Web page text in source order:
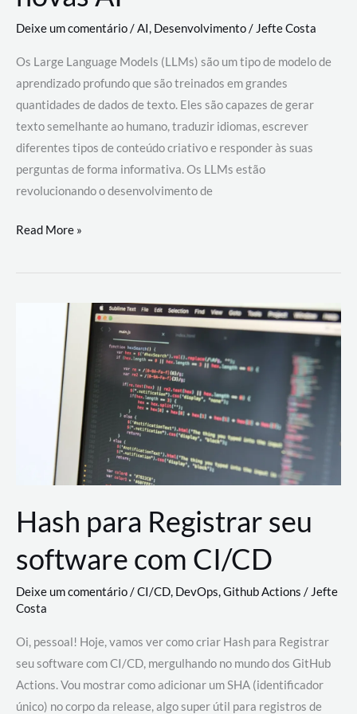
Deixe um comentário/AI, Desenvolvimento/ Jefte Costa
Os Large Language Models (LLMs) são um tipo de modelo de
aprendizado profundo que são treinados em grandes
quantidades de dados de texto. Eles são capazes de gerar
texto semelhante ao humano, traduzir idiomas, escrever
diferentes tipos de conteúdo criativo e responder às suas
perguntas de forma informativa. Os LLMs estão
revolucionando o desenvolvimento de
Large
Models
revolucionando
desenvolvimento
Read More »
Hash para Registrar seu
software com CI/CD
Deixe um comentário/CI/CD, DevOps,Github Actions /Jefte
Costa
Oi, pessoal! Hoje, vamos ver como criar Hash para Registrar
seu software com CI/CD, mergulhando no mundo dos GitHub
Actions. Vou mostrar como adicionar um SHA (identificador
único) no corpo da release, algo super útil para registros de